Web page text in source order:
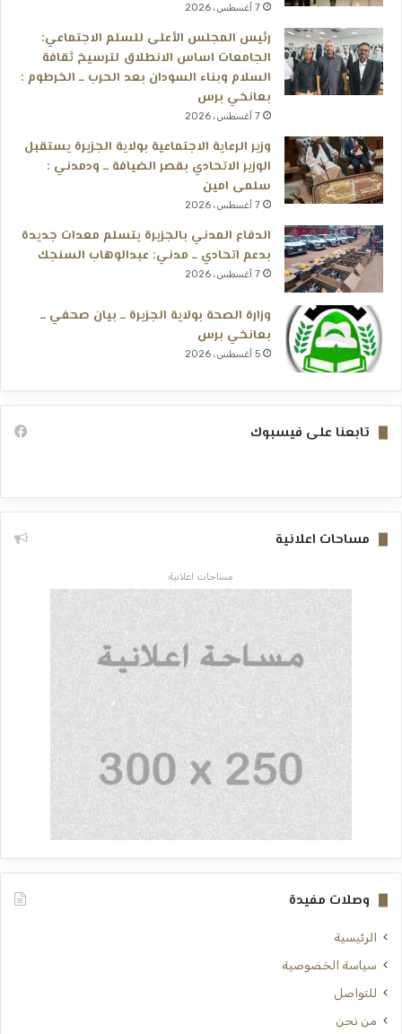
7 أغسطس، 2026
رئيس المجلس الأعلى للسلم الاجتماعي:
الجامعات اساس الانطلاق لترسيخ ثقافة
السلام وبناء السودان بعد الحرب ــ الخرطوم :
بعانخي برس
7 أغسطس، 2026
وزير الرعاية الاجتماعية بولاية الجزيرة يستقبل
الوزير الاتحادي بقصر الضيافة ــ ودمدني :
سلمى امين
7 أغسطس، 2026
الدفاع المدني بالجزيرة يتسلم معدات جديدة
بدعم اتحادي ــ مدني: عبدالوهاب السنجك
7 أغسطس، 2026
وزارة الصحة بولاية الجزيرة ــ بيان صحفي ــ
بعانخي برس
5 أغسطس، 2026
تابعنا على فيسبوك
مساحات اعلانية
مساحات اعلانية
وصلات مفيدة
الرئيسية
سياسة الخصوصية
للتواصل
من نحن